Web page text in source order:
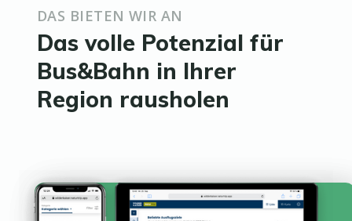
DAS BIETEN WIR AN
Das volle Potenzial für
Bus&Bahn in Ihrer
Region rausholen